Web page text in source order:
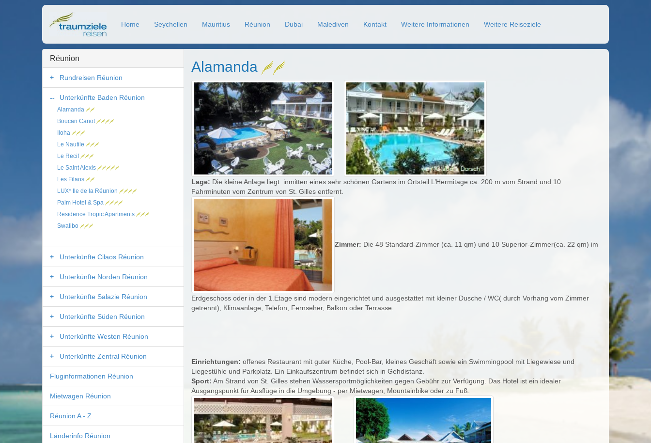
Home Seychellen Mauritius Réunion Dubai Malediven Kontakt Weitere Informationen Weitere Reiseziele
Réunion
Rundreisen Réunion
Unterkünfte Baden Réunion
Alamanda
Boucan Canot
Iloha
Le Nautile
Le Recif
Le Saint Alexis
Les Filaos
LUX* Ile de la Réunion
Palm Hotel & Spa
Residence Tropic Apartments
Swalibo
Unterkünfte Cilaos Réunion
Unterkünfte Norden Réunion
Unterkünfte Salazie Réunion
Unterkünfte Süden Réunion
Unterkünfte Westen Réunion
Unterkünfte Zentral Réunion
Fluginformationen Réunion
Mietwagen Réunion
Réunion A - Z
Länderinfo Réunion
Alamanda
Lage: Die kleine Anlage liegt inmitten eines sehr schönen Gartens im Ortsteil L’Hermitage ca. 200 m vom Strand und 10
Fahrminuten vom Zentrum von St. Gilles entfernt.
Zimmer: Die 48 Standard-Zimmer (ca. 11 qm) und 10 Superior-Zimmer(ca. 22 qm) im
Erdgeschoss oder in der 1.Etage sind modern eingerichtet und ausgestattet mit kleiner Dusche / WC( durch Vorhang vom Zimmer
getrennt), Klimaanlage, Telefon, Fernseher, Balkon oder Terrasse.
Einrichtungen: offenes Restaurant mit guter Küche, Pool-Bar, kleines Geschäft sowie ein Swimmingpool mit Liegewiese und
Liegestühle und Parkplatz. Ein Einkaufszentrum befindet sich in Gehdistanz.
Sport: Am Strand von St. Gilles stehen Wassersportmöglichkeiten gegen Gebühr zur Verfügung. Das Hotel ist ein idealer
Ausgangspunkt für Ausflüge in die Umgebung - per Mietwagen, Mountainbike oder zu Fuß.